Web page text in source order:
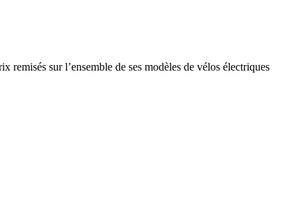
remisés sur l’ensemble de ses modèles de vélos électriques